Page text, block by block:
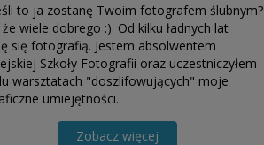
to ja zostanę Twoim fotografem ślubnym?
wiele dobrego :). Od kilku ładnych lat
się fotografią. Jestem absolwentem
Szkoły Fotografii oraz uczestniczyłem
warsztatach "doszlifowujących" moje
umiejętności.
Zobacz więcej